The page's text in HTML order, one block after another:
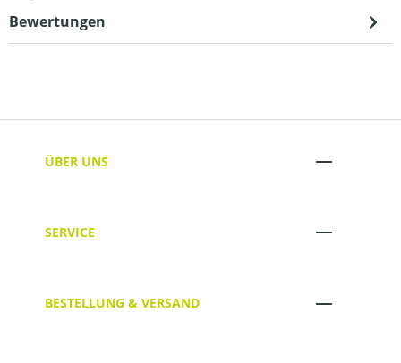
Bewertungen
ÜBER UNS
SERVICE
BESTELLUNG & VERSAND